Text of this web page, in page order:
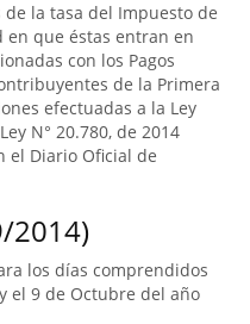
la tasa del Impuesto de
en que éstas entran en
con los Pagos
de la Primera
efectuadas a la Ley
N° 20.780, de 2014
el Diario Oficial de
2014)
los días comprendidos
el 9 de Octubre del año